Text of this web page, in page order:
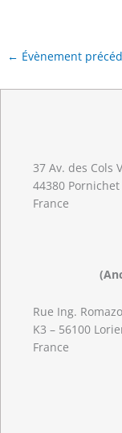
← Évènement
37 Av. des Cols
44380 Pornichet
France
Rue Ing.
K3 – 56100
France